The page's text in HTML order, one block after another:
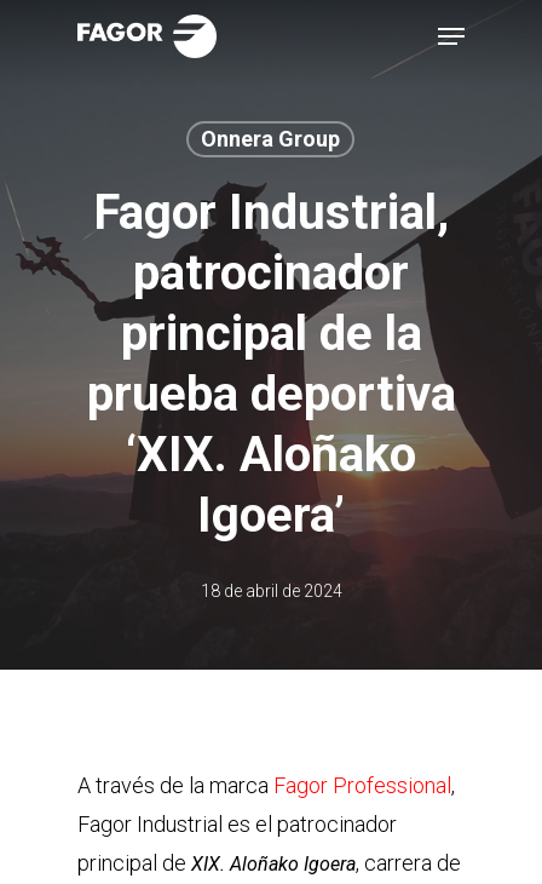
Menu
Onnera Group
Fagor Industrial,
patrocinador
principal de la
prueba deportiva
‘XIX. Aloñako
Igoera’
18 de abril de 2024
A través de la marca Fagor Professional ,
Fagor Industrial es el patrocinador
principal de XIX. Aloñako Igoera, carrera de